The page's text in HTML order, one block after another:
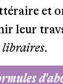
et
leur
libraires.